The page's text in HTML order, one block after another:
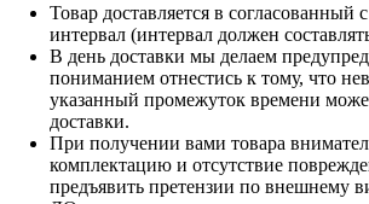
Товар доставляется в
интервал (интервал должен
В день доставки мы делаем
пониманием отнестись к тому, что
указанный промежуток времени
доставки.
При получении вами товара
комплектацию и отсутствие
предъявить претензии по внешнему